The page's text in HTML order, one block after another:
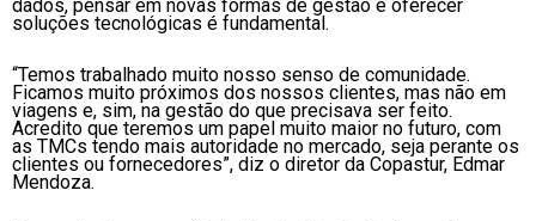
dados, pensar em novas formas de gestão e oferecer
soluções tecnológicas é fundamental.
“Temos trabalhado muito nosso senso de comunidade.
Ficamos muito próximos dos nossos clientes, mas não em
viagens e, sim, na gestão do que precisava ser feito.
Acredito que teremos um papel muito maior no futuro, com
as TMCs tendo mais autoridade no mercado, seja perante os
clientes ou fornecedores”, diz o diretor da Copastur, Edmar
Mendoza.